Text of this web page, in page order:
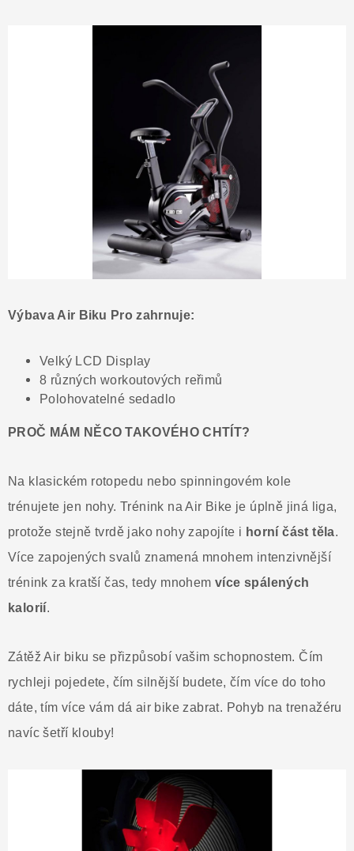
Výbava Air Biku Pro zahrnuje:
Velký LCD Display
8 různých workoutových reřimů
Polohovatelné sedadlo
PROČ MÁM NĚCO TAKOVÉHO CHTÍT?
Na klasickém rotopedu nebo spinningovém kole
trénujete jen nohy. Trénink na Air Bike je úplně jiná liga,
protože stejně tvrdě jako nohy zapojíte i horní část těla.
Více zapojených svalů znamená mnohem intenzivnější
trénink za kratší čas, tedy mnohem více spálených
kalorií.
Zátěž Air biku se přizpůsobí vašim schopnostem. Čím
rychleji pojedete, čím silnější budete, čím více do toho
dáte, tím více vám dá air bike zabrat. Pohyb na trenažéru
navíc šetří klouby!